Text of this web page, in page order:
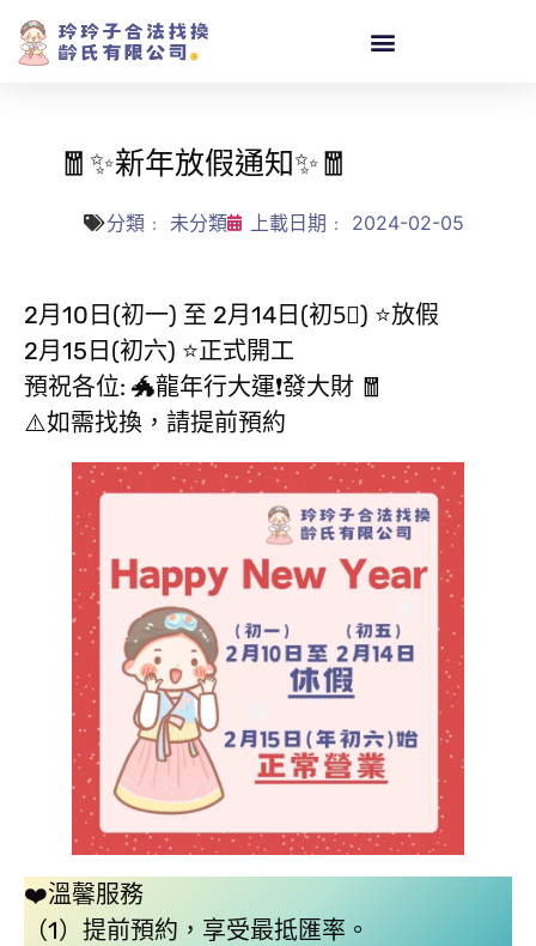
🧧✨新年放假通知✨🧧
分類﹕ 未分類 上載日期﹕ 2024-02-05
2月10日(初一) 至 2月14日(初5⃣️) ⭐放假
2月15日(初六) ⭐正式開工
預祝各位: 🐲龍年行大運❗發大財 🧧
⚠️如需找換，請提前預約
❤️溫馨服務
（1）提前預約，享受最抵匯率。